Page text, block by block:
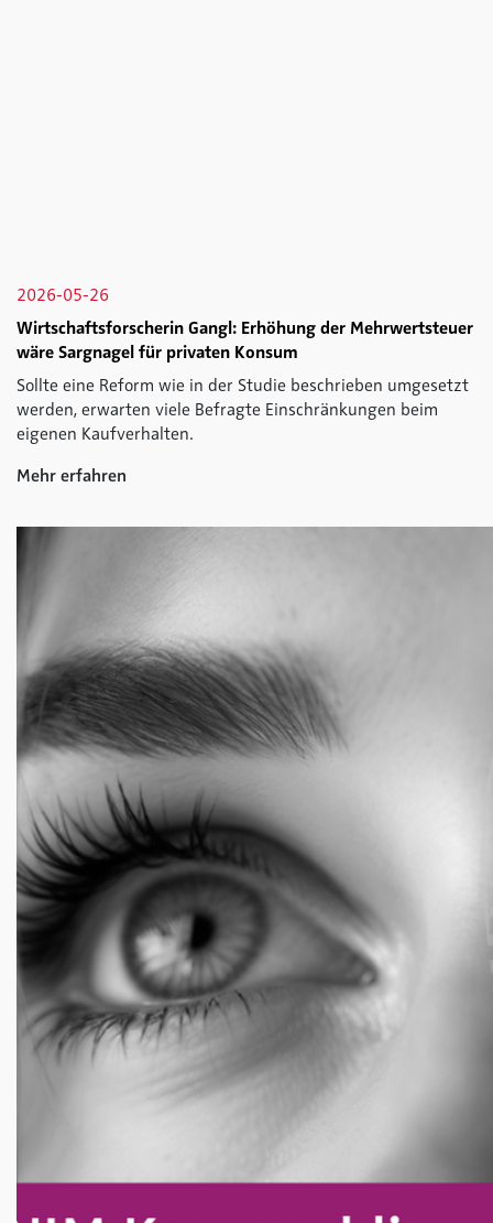
2026-05-26
Wirtschaftsforscherin Gangl: Erhöhung der Mehrwertsteuer
wäre Sargnagel für privaten Konsum
Sollte eine Reform wie in der Studie beschrieben umgesetzt
werden, erwarten viele Befragte Einschränkungen beim
eigenen Kaufverhalten.
Mehr erfahren